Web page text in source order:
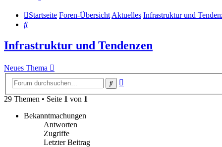
Startseite Foren-ÜbersichtAktuelles Infrastruktur und
Suche
Infrastruktur und Tendenzen
Neues Thema
Suche
29 Themen • Seite 1 von 1
Bekanntmachungen
Antworten
Zugriffe
Letzter Beitrag